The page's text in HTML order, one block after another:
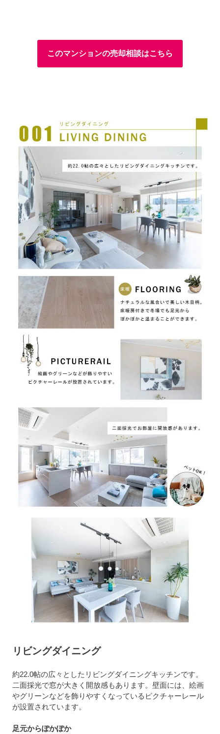
このマンションの売却相談はこちら
リビングダイニング
約22.0帖の広々としたリビングダイニングキッチンです。
二面採光で窓が大きく開放感もあります。壁面には、絵画
やグリーンなどを飾りやすくなっているピクチャーレール
が設置されています。
足元からぽかぽか